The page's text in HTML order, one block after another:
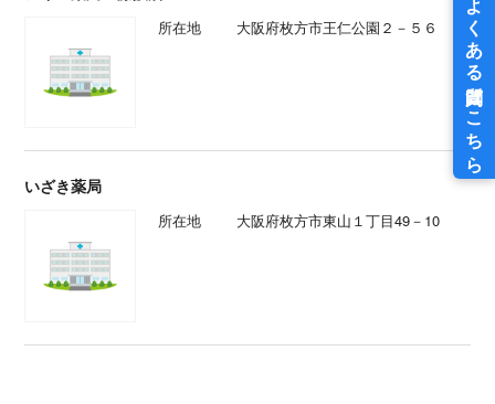
所在地 大阪府枚方市王仁公園２－５６
いざき薬局
所在地 大阪府枚方市東山１丁目49－10